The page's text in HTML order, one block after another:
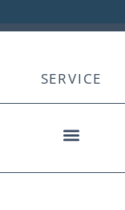
SERVICE